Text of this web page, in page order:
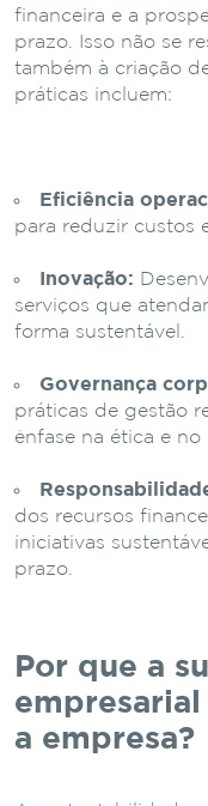
financeira e a
prazo. Isso não se
também à criação
práticas incluem:
Eficiência
para reduzir custos
Inovação:
serviços que
forma sustentável.
Governança
práticas de gestão
ênfase na ética e
dos recursos
iniciativas
prazo.
Por que a
a empresa?